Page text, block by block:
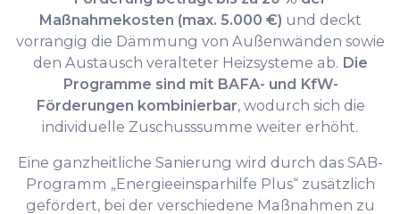
Maßnahmekosten (max. 5.000 €) und deckt
vorrangig die Dämmung von Außenwänden sowie
den Austausch veralteter Heizsysteme ab. Die
Programme sind mit BAFA- und KfW-
Förderungen kombinierbar, wodurch sich die
individuelle Zuschusssumme weiter erhöht.
Eine ganzheitliche Sanierung wird durch das SAB-
Programm „Energieeinsparhilfe Plus“ zusätzlich
gefördert, bei der verschiedene Maßnahmen zu